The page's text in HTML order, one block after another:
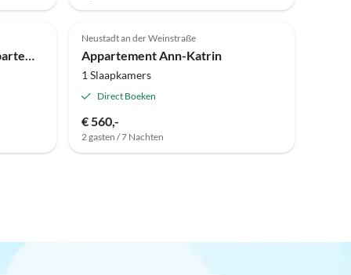
Appartement maxsiebenappartement
Neustadt an der Weinstraße
Appartement Ann-Katrin
1 Slaapkamers
Direct Boeken
€ 560,-
2 gasten / 7 Nachten